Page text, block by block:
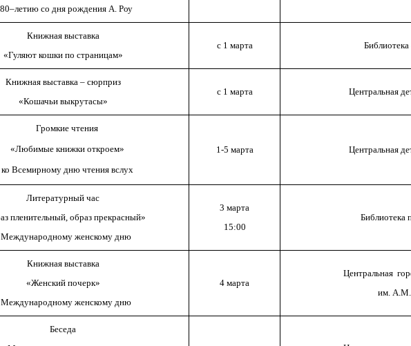
со дня рождения А. Роу
Книжная выставка
«Гуляют кошки по страницам»
с 1 марта
Книжная выставка – сюрприз
«Кошачьи выкрутасы»
с 1 марта Центральная
Громкие чтения
«Любимые книжки откроем»
ко Всемирному дню чтения вслух
1-5 марта Центральная
Литературный час
пленительный, образ прекрасный»
Международному женскому дню
3 марта
15:00
Библиотека
Книжная выставка
«Женский почерк»
Международному женскому дню
4 марта
Центральная
им. А.М.
Беседа